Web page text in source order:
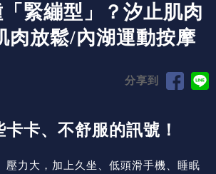
緊繃型」？汐止肌肉
肉放鬆/內湖運動按摩
分享到
卡、不舒服的訊號！
壓力大，加上久坐、低頭滑手機、睡眠